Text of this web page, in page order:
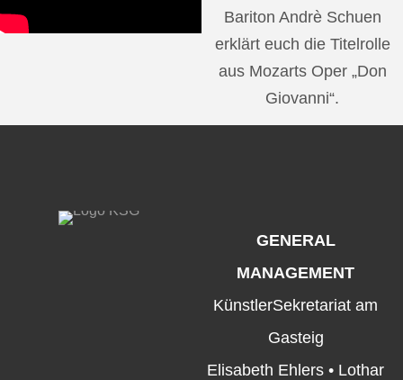
Bariton Andrè Schuen
erklärt euch die Titelrolle
aus Mozarts Oper „Don
Giovanni“.
GENERAL
MANAGEMENT
KünstlerSekretariat am
Gasteig
Elisabeth Ehlers • Lothar